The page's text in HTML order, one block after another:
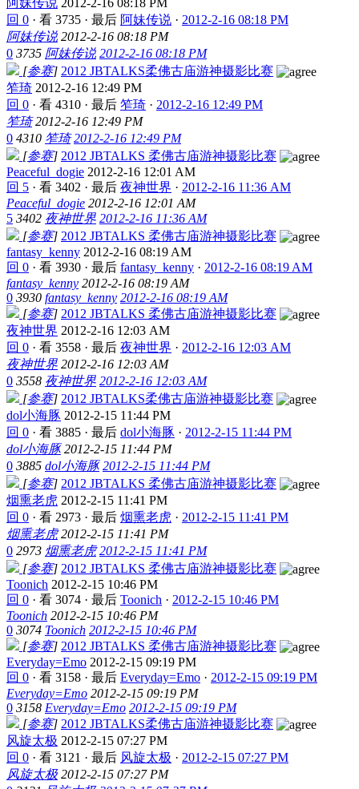
回 0 · 看 3735 · 最后 阿妹传说 · 2012-2-16 08:18 PM
阿妹传说 2012-2-16 08:18 PM
0 3735 阿妹传说 2012-2-16 08:18 PM
[参赛] 2012 JBTALKS柔佛古庙游神摄影比赛
笮琦 2012-2-16 12:49 PM
回 0 · 看 4310 · 最后 笮琦 · 2012-2-16 12:49 PM
笮琦 2012-2-16 12:49 PM
0 4310 笮琦 2012-2-16 12:49 PM
[参赛] 2012 JBTALKS 柔佛古庙游神摄影比赛
Peaceful_dogie 2012-2-16 12:01 AM
回 5 · 看 3402 · 最后 夜神世界 · 2012-2-16 11:36 AM
Peaceful_dogie 2012-2-16 12:01 AM
5 3402 夜神世界 2012-2-16 11:36 AM
[参赛] 2012 JBTALKS 柔佛古庙游神摄影比赛
fantasy_kenny 2012-2-16 08:19 AM
回 0 · 看 3930 · 最后 fantasy_kenny · 2012-2-16 08:19 AM
fantasy_kenny 2012-2-16 08:19 AM
0 3930 fantasy_kenny 2012-2-16 08:19 AM
[参赛] 2012 JBTALKS 柔佛古庙游神摄影比赛
夜神世界 2012-2-16 12:03 AM
回 0 · 看 3558 · 最后 夜神世界 · 2012-2-16 12:03 AM
夜神世界 2012-2-16 12:03 AM
0 3558 夜神世界 2012-2-16 12:03 AM
[参赛] 2012 JBTALKS柔佛古庙游神摄影比赛
dol小海豚 2012-2-15 11:44 PM
回 0 · 看 3885 · 最后 dol小海豚 · 2012-2-15 11:44 PM
dol小海豚 2012-2-15 11:44 PM
0 3885 dol小海豚 2012-2-15 11:44 PM
[参赛] 2012 JBTALKS 柔佛古庙游神摄影比赛
烟熏老虎 2012-2-15 11:41 PM
回 0 · 看 2973 · 最后 烟熏老虎 · 2012-2-15 11:41 PM
烟熏老虎 2012-2-15 11:41 PM
0 2973 烟熏老虎 2012-2-15 11:41 PM
[参赛] 2012 JBTALKS 柔佛古庙游神摄影比赛
Toonich 2012-2-15 10:46 PM
回 0 · 看 3074 · 最后 Toonich · 2012-2-15 10:46 PM
Toonich 2012-2-15 10:46 PM
0 3074 Toonich 2012-2-15 10:46 PM
[参赛] 2012 JBTALKS 柔佛古庙游神摄影比赛
Everyday=Emo 2012-2-15 09:19 PM
回 0 · 看 3158 · 最后 Everyday=Emo · 2012-2-15 09:19 PM
Everyday=Emo 2012-2-15 09:19 PM
0 3158 Everyday=Emo 2012-2-15 09:19 PM
[参赛] 2012 JBTALKS柔佛古庙游神摄影比赛
风旋太极 2012-2-15 07:27 PM
回 0 · 看 3121 · 最后 风旋太极 · 2012-2-15 07:27 PM
风旋太极 2012-2-15 07:27 PM